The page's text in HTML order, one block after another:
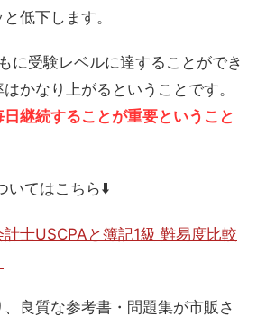
低下します。
に受験レベルに達することができ
かなり上がるということです。
継続することが重要ということ
いてはこちら⬇️
計士USCPAと簿記1級 難易度比較
良質な参考書・問題集が市販さ